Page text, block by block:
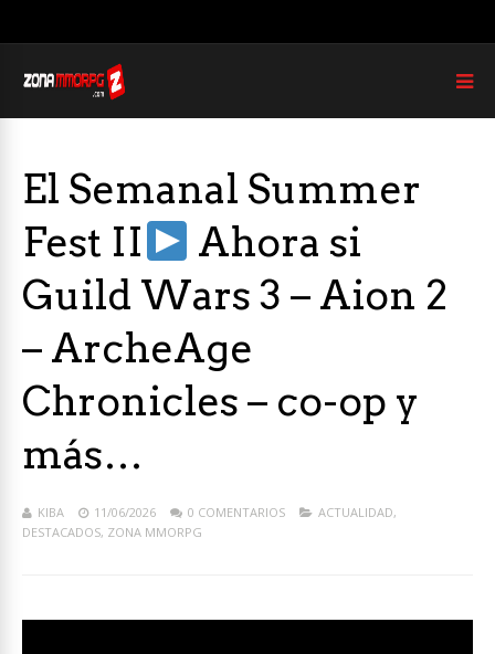
El Semanal Summer
Fest II
Ahora si
Guild Wars 3 – Aion 2
– ArcheAge
Chronicles – co-op y
más…
KIBA 11/06/2026 0 COMENTARIOS ACTUALIDAD,
DESTACADOS, ZONA MMORPG